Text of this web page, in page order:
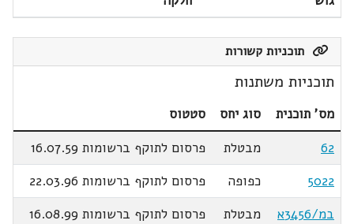
תוכניות קשורות
תוכניות משתנות
מס' תוכנית סוג יחס
סטטוס
62
מבטלת
פרסום לתוקף ברשומות 16.07.59
5022
כפופה
פרסום לתוקף ברשומות 22.03.96
במ/3456א
מבטלת
פרסום לתוקף ברשומות 16.08.99